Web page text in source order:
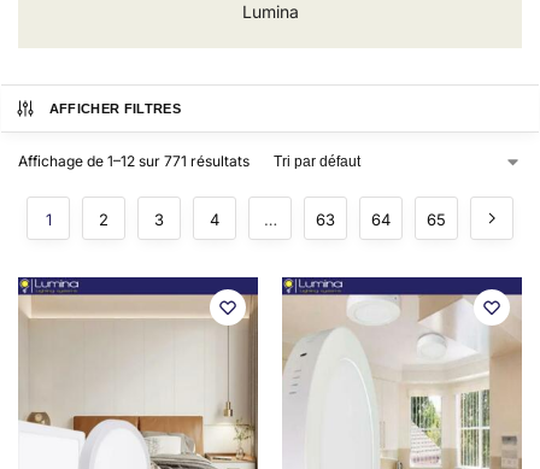
Lumina
AFFICHER FILTRES
Affichage de 1–12 sur 771 résultats
1 2 3 4 … 63 64 65